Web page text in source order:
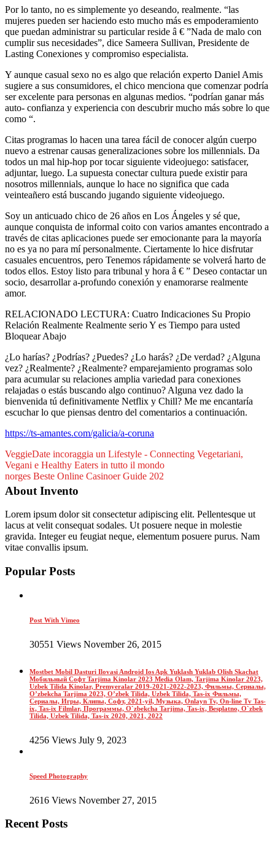
Por lo tanto, no es simplemente yo deseando, realmente. “las
mujeres pueden ser haciendo esto mucho más es empoderamiento
que puedan administrar su particular reside â € ”Nada de malo con
cumplir sus necesidades”, dice Sameera Sullivan, Presidente de
Lasting Conexiones y compromiso especialista.
Y aunque casual sexo no es algo que relación experto Daniel Amis
sugiere a sus consumidores, el chico menciona que comenzar podría
ser excelente para personas en algunas medios. “podrían ganar más
auto- confianza y experiencia con descubrir mucho más sobre lo que
como “.
Citas programas lo hacen una tarea fácil de conocer algún cuerpo
nuevo a estrenar causas generalizaciones sobre los millennials. Da
todos un mal hip-hop por tocar siguiente videojuego: satisfacer,
adjuntar, luego. La supuesta conectar cultura puede existir para
nosotros millennials, aunque lo hace no significa que cada
veinteañero está buscando jugando siguiente videojuego.
Soy un anticuado chico de 26 años en Los Ángeles y sé que,
aunque conquista de informal coito con varios amantes encontrado a
través de citas aplicaciones puede ser emocionante para la mayoría
no es ya no para mí personalmente. Ciertamente lo hice disfrutar
casuales encuentros, pero Tenemos rápidamente se volverá harto de
todos ellos. Estoy listo para tribunal y hora â € ” Deseo contactar un
socio, desarrollar a-profundo conexión y enamorarse realmente
amor.
RELACIONADO LECTURA: Cuatro Indicaciones Su Propio
Relación Realmente Realmente serio Y es Tiempo para usted
Bloquear Abajo
¿Lo harías? ¿Podrías? ¿Puedes? ¿Lo harás? ¿De verdad? ¿Alguna
vez? ¿Realmente? ¿Realmente? emparejamiento programas solo
para acumular su relaciones amplia variedad para conexiones
relajadas o estás buscando algo continuo? Alguna vez dado la
bienvenida tú definitivamente Netflix y Chill? Me me encantaría
escuchar lo que piensas dentro del comentarios a continuación.
https://ts-amantes.com/galicia/a-coruna
VeggieDate incoraggia un Lifestyle - Connecting Vegetariani,
Vegani e Healthy Eaters in tutto il mondo
norges Beste Online Casinoer Guide 202
About Invento
Lorem ipsum dolor sit consectetur adipiscing elit. Pellentesque ut
lacus at velit consequat sodales. Ut posuere neque in molestie
gravida. Integer eu feugiat neque, elementum posuere purus. Nam
vitae convallis ipsum.
Popular Posts
Post With Vimeo
30551 Views November 26, 2015
Mostbet Mobil Dasturi Ilovasi Android Ios Apk Yuklash Yuklab Olish Skachat
Мобильный Софт Tarjima Kinolar 2023 Media Olam, Tarjima Kinolar 2023,
Uzbek Tilida Kinolar, Premyeralar 2019-2021-2022-2023, Фильмы, Сериалы,
O’zbekcha Tarjima 2023, O’zbek Tilida, Uzbek Tilida, Tas-ix Фильмы,
Сериалы, Игры, Клипы, Софт, 2021-yil, Музыка, Onlayn Tv, On-line Tv Tas-
ix, Tas-ix Filmlar, Программы, O`zbekcha Tarjima, Tas-ix, Besplatno, O`zbek
Tilida, Uzbek Tilida, Tas-ix 2020, 2021, 2022
4256 Views July 9, 2023
Speed Photography
2616 Views November 27, 2015
Recent Posts